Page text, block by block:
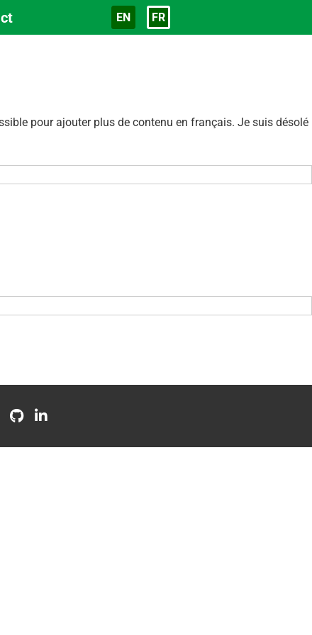
Langue
EN FR
pour ajouter plus de contenu en français. Je suis désolé